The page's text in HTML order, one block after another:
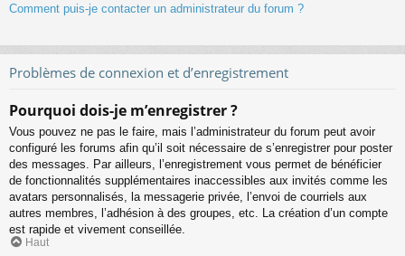
Comment puis-je contacter un administrateur du forum ?
Problèmes de connexion et d’enregistrement
Pourquoi dois-je m’enregistrer ?
Vous pouvez ne pas le faire, mais l’administrateur du forum peut avoir
configuré les forums afin qu’il soit nécessaire de s’enregistrer pour poster
des messages. Par ailleurs, l’enregistrement vous permet de bénéficier
de fonctionnalités supplémentaires inaccessibles aux invités comme les
avatars personnalisés, la messagerie privée, l’envoi de courriels aux
autres membres, l’adhésion à des groupes, etc. La création d’un compte
est rapide et vivement conseillée.
Haut